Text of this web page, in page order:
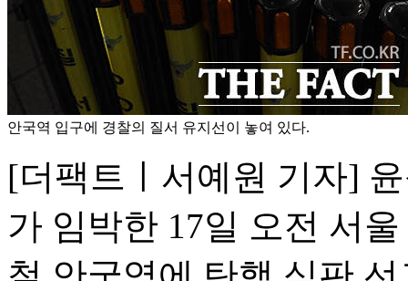
안국역 입구에 경찰의 질서 유지선이 놓여 있다.
[더팩트ㅣ서예원 기자]
가 임박한 17일 오전 서